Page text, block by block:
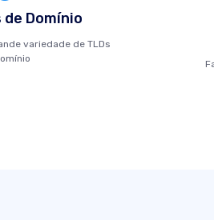
Domínio
variedade de TLDs